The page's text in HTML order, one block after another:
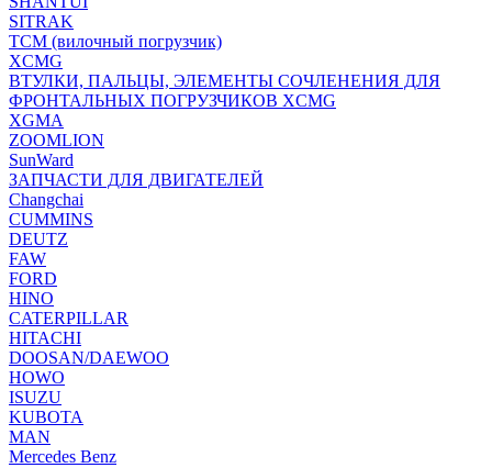
SITRAK
TCM (вилочный погрузчик)
XCMG
ВТУЛКИ, ПАЛЬЦЫ, ЭЛЕМЕНТЫ СОЧЛЕНЕНИЯ ДЛЯ
ФРОНТАЛЬНЫХ ПОГРУЗЧИКОВ XCMG
XGMA
ZOOMLION
SunWard
ЗАПЧАСТИ ДЛЯ ДВИГАТЕЛЕЙ
Changchai
CUMMINS
DEUTZ
FAW
FORD
HINO
CATERPILLAR
HITACHI
DOOSAN/DAEWOO
HOWO
ISUZU
KUBOTA
MAN
Mercedes Benz